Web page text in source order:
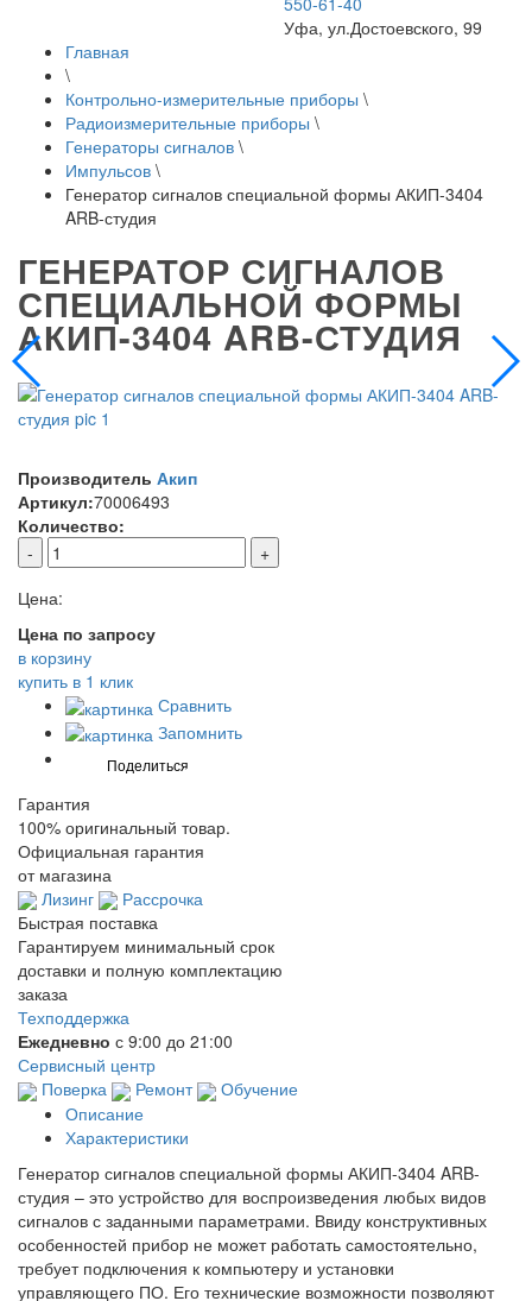
Уфа, ул.Достоевского, 99
Главная
\
Контрольно-измерительные приборы \
Радиоизмерительные приборы \
Генераторы сигналов \
Импульсов \
Генератор сигналов специальной формы АКИП-3404
ARB-студия
ГЕНЕРАТОР СИГНАЛОВ
СПЕЦИАЛЬНОЙ ФОРМЫ
АКИП-3404 ARB-СТУДИЯ
Производитель Акип
Артикул:70006493
Количество:
-
+
Цена:
Цена по запросу
в корзину
купить в 1 клик
Сравнить
Запомнить
Гарантия
100% оригинальный товар.
Официальная гарантия
от магазина
Лизинг
Рассрочка
Быстрая поставка
Гарантируем минимальный срок
доставки и полную комплектацию
заказа
Техподдержка
Ежедневно с 9:00 до 21:00
Сервисный центр
Поверка
Ремонт
Обучение
Описание
Характеристики
Генератор сигналов специальной формы АКИП-3404 ARB-
студия – это устройство для воспроизведения любых видов
сигналов с заданными параметрами. Ввиду конструктивных
особенностей прибор не может работать самостоятельно,
требует подключения к компьютеру и установки
управляющего ПО. Его технические возможности позволяют